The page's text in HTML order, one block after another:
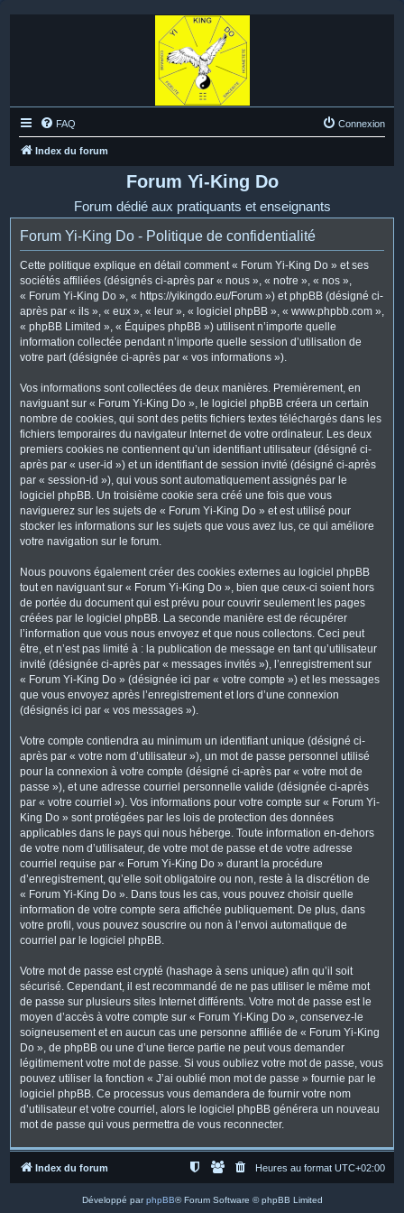
FAQ Connexion
Index du forum
Forum Yi-King Do
Forum dédié aux pratiquants et enseignants
Forum Yi-King Do - Politique de confidentialité
Cette politique explique en détail comment « Forum Yi-King Do » et ses
sociétés affiliées (désignés ci-après par « nous », « notre », « nos »,
« Forum Yi-King Do », « https://yikingdo.eu/Forum ») et phpBB (désigné ci-
après par « ils », « eux », « leur », « logiciel phpBB », « www.phpbb.com »,
« phpBB Limited », « Équipes phpBB ») utilisent n’importe quelle
information collectée pendant n’importe quelle session d’utilisation de
votre part (désignée ci-après par « vos informations »).
Vos informations sont collectées de deux manières. Premièrement, en
naviguant sur « Forum Yi-King Do », le logiciel phpBB créera un certain
nombre de cookies, qui sont des petits fichiers textes téléchargés dans les
fichiers temporaires du navigateur Internet de votre ordinateur. Les deux
premiers cookies ne contiennent qu’un identifiant utilisateur (désigné ci-
après par « user-id ») et un identifiant de session invité (désigné ci-après
par « session-id »), qui vous sont automatiquement assignés par le
logiciel phpBB. Un troisième cookie sera créé une fois que vous
naviguerez sur les sujets de « Forum Yi-King Do » et est utilisé pour
stocker les informations sur les sujets que vous avez lus, ce qui améliore
votre navigation sur le forum.
Nous pouvons également créer des cookies externes au logiciel phpBB
tout en naviguant sur « Forum Yi-King Do », bien que ceux-ci soient hors
de portée du document qui est prévu pour couvrir seulement les pages
créées par le logiciel phpBB. La seconde manière est de récupérer
l’information que vous nous envoyez et que nous collectons. Ceci peut
être, et n’est pas limité à : la publication de message en tant qu’utilisateur
invité (désignée ci-après par « messages invités »), l’enregistrement sur
« Forum Yi-King Do » (désignée ici par « votre compte ») et les messages
que vous envoyez après l’enregistrement et lors d’une connexion
(désignés ici par « vos messages »).
Votre compte contiendra au minimum un identifiant unique (désigné ci-
après par « votre nom d’utilisateur »), un mot de passe personnel utilisé
pour la connexion à votre compte (désigné ci-après par « votre mot de
passe »), et une adresse courriel personnelle valide (désignée ci-après
par « votre courriel »). Vos informations pour votre compte sur « Forum Yi-
King Do » sont protégées par les lois de protection des données
applicables dans le pays qui nous héberge. Toute information en-dehors
de votre nom d’utilisateur, de votre mot de passe et de votre adresse
courriel requise par « Forum Yi-King Do » durant la procédure
d’enregistrement, qu’elle soit obligatoire ou non, reste à la discrétion de
« Forum Yi-King Do ». Dans tous les cas, vous pouvez choisir quelle
information de votre compte sera affichée publiquement. De plus, dans
votre profil, vous pouvez souscrire ou non à l’envoi automatique de
courriel par le logiciel phpBB.
Votre mot de passe est crypté (hashage à sens unique) afin qu’il soit
sécurisé. Cependant, il est recommandé de ne pas utiliser le même mot
de passe sur plusieurs sites Internet différents. Votre mot de passe est le
moyen d’accès à votre compte sur « Forum Yi-King Do », conservez-le
soigneusement et en aucun cas une personne affiliée de « Forum Yi-King
Do », de phpBB ou une d’une tierce partie ne peut vous demander
légitimement votre mot de passe. Si vous oubliez votre mot de passe, vous
pouvez utiliser la fonction « J’ai oublié mon mot de passe » fournie par le
logiciel phpBB. Ce processus vous demandera de fournir votre nom
d’utilisateur et votre courriel, alors le logiciel phpBB générera un nouveau
mot de passe qui vous permettra de vous reconnecter.
Index du forum Heures au format UTC+02:00
Développé parphpBB® Forum Software © phpBB Limited